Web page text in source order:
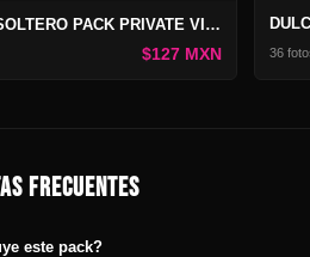
DULCE SOLTERO PACK PRIVATE VIDEO 172
$127 MXN 36
FRECUENTES
este pack?